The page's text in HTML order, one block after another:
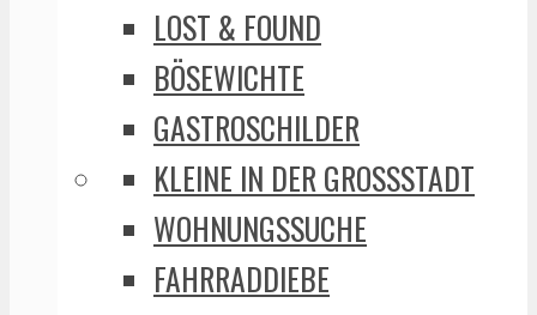
LOST & FOUND
BÖSEWICHTE
GASTROSCHILDER
KLEINE IN DER GROSSSTADT
WOHNUNGSSUCHE
FAHRRADDIEBE